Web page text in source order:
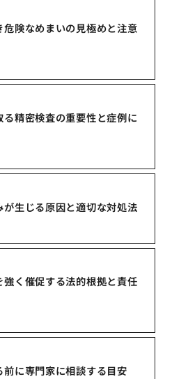
険なめまいの見極めと注意
精密検査の重要性と症例に
生じる原因と適切な対処法
く催促する法的根拠と責任
に専門家に相談する目安